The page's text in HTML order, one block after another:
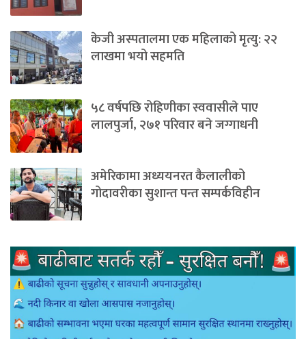
केजी अस्पतालमा एक महिलाको मृत्यु: २२
लाखमा भयो सहमति
५८ वर्षपछि रोहिणीका स्ववासीले पाए
लालपुर्जा, २७१ परिवार बने जग्गाधनी
अमेरिकामा अध्ययनरत कैलालीको
गोदावरीका सुशान्त पन्त सम्पर्कविहीन